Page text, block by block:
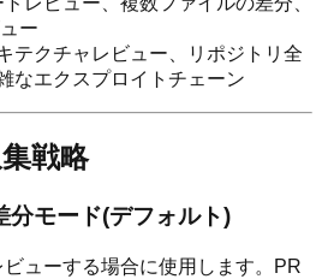
ー
テクチャレビュー、リポジトリ全
なエクスプロイトチェーン
戦略
モード(デフォルト)
ューする場合に使用します。PR